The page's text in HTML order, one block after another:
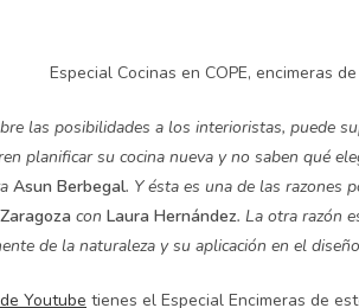
Especial Cocinas en COPE, encimeras
las posibilidades a los interioristas, puede
planificar su cocina nueva y no saben qué
Asun Berbegal. Y ésta es una de las razones
con Laura Hernández. La otra razón
de la naturaleza y su aplicación en el
Youtube tienes el Especial Encimeras de